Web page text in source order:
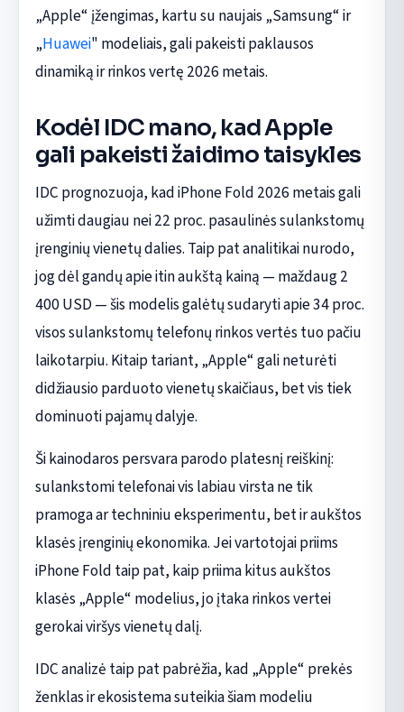
„Apple“ įžengimas, kartu su naujais „Samsung“ ir
„Huawei" modeliais, gali pakeisti paklausos
dinamiką ir rinkos vertę 2026 metais.
Kodėl IDC mano, kad Apple
gali pakeisti žaidimo taisykles
IDC prognozuoja, kad iPhone Fold 2026 metais gali
užimti daugiau nei 22 proc. pasaulinės sulankstomų
įrenginių vienetų dalies. Taip pat analitikai nurodo,
jog dėl gandų apie itin aukštą kainą — maždaug 2
400 USD — šis modelis galėtų sudaryti apie 34 proc.
visos sulankstomų telefonų rinkos vertės tuo pačiu
laikotarpiu. Kitaip tariant, „Apple“ gali neturėti
didžiausio parduoto vienetų skaičiaus, bet vis tiek
dominuoti pajamų dalyje.
Ši kainodaros persvara parodo platesnį reiškinį:
sulankstomi telefonai vis labiau virsta ne tik
pramoga ar techniniu eksperimentu, bet ir aukštos
klasės įrenginių ekonomika. Jei vartotojai priims
iPhone Fold taip pat, kaip priima kitus aukštos
klasės „Apple“ modelius, jo įtaka rinkos vertei
gerokai viršys vienetų dalį.
IDC analizė taip pat pabrėžia, kad „Apple“ prekės
ženklas ir ekosistema suteikia šiam modeliu